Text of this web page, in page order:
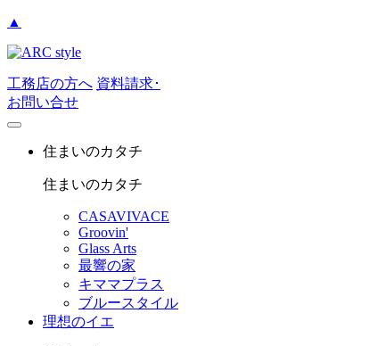
▲
工務店の方へ 資料請求･
お問い合せ
住まいのカタチ
住まいのカタチ
CASAVIVACE
Groovin'
Glass Arts
最響の家
キママプラス
ブルースタイル
理想のイエ